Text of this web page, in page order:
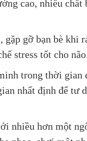
cao, nhiều chất
gỡ bạn bè khi
stress tốt cho
trong thời gian
nhất định để tư
nhiều hơn một